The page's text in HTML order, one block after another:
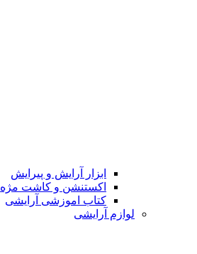
ابزار آرایش و پیرایش
اکستنشن و کاشت مژه
کتاب اموزشی آرایشی
لوازم آرایشی